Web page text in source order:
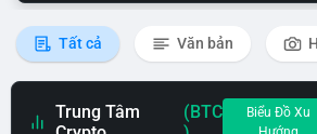
Tất cả Văn bản
Trung Tâm
(BTC
Biểu Đồ Xu